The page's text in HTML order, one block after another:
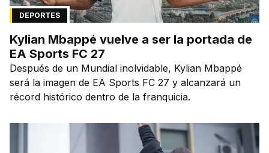
DEPORTES
Kylian Mbappé vuelve a ser la portada de
EA Sports FC 27
Después de un Mundial inolvidable, Kylian Mbappé
será la imagen de EA Sports FC 27 y alcanzará un
récord histórico dentro de la franquicia.